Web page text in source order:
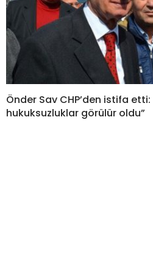
Önder Sav CHP’den istifa
hukuksuzluklar görülür oldu”